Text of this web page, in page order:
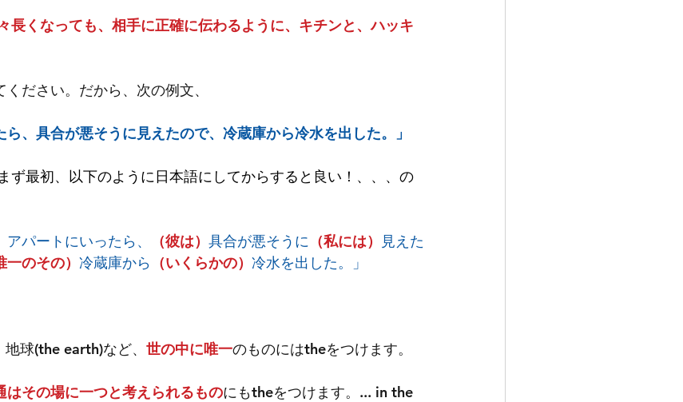
長くなっても、相手に正確に伝わるように、キチンと、ハッキ
ださい。だから、次の例文、
ら、具合が悪そうに見えたので、冷蔵庫から冷水を出した。」
ず最初、以下のように日本語にしてからすると良い！、、、の
アパートにいったら、 （彼は） 具合が悪そうに （私には）
見えた
一のその） 冷蔵庫から （いくらかの） 冷水を出した。」
球(the earth)など、 世の中に唯一のものにはtheをつけます。
はその場に一つと考えられるものにもtheをつけます。... in the